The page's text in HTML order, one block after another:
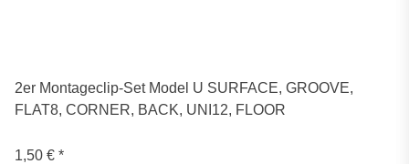
2er Montageclip-Set Model U SURFACE, GROOVE,
FLAT8, CORNER, BACK, UNI12, FLOOR
1,50 € *